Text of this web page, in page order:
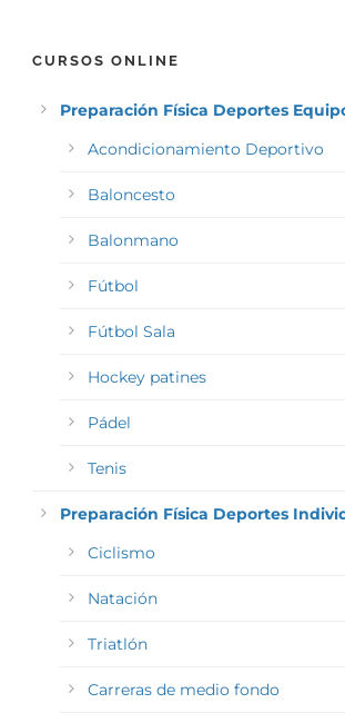
CURSOS ONLINE
Preparación Física Deportes
Acondicionamiento Deportivo
Baloncesto
Balonmano
Fútbol
Fútbol Sala
Hockey patines
Pádel
Tenis
Preparación Física Deportes
Ciclismo
Natación
Triatlón
Carreras de medio fondo